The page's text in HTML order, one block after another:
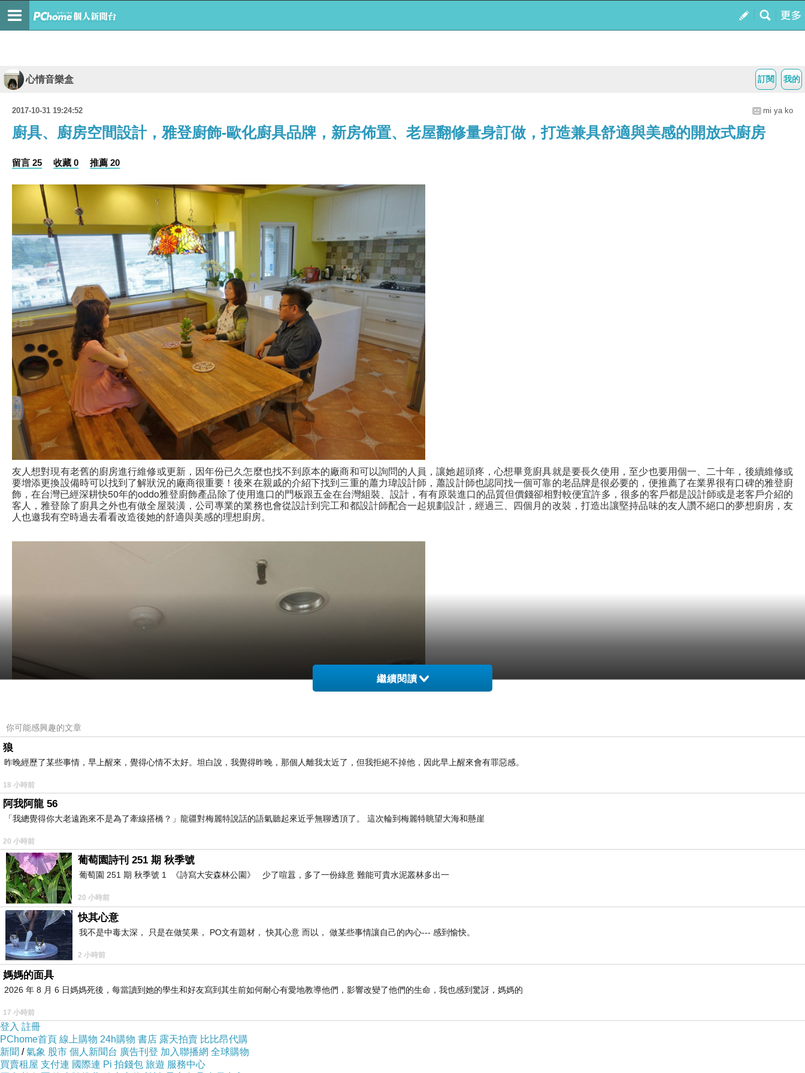
我的
訂閱
心情音樂盒
2017-10-31 19:24:52 mi ya ko
廚具、廚房空間設計，雅登廚飾-歐化廚具品牌，新房佈置、老屋翻修量身訂做，打造兼具舒適與美感的開放式廚房
留言 25 收藏 0 推薦 20
友人想對現有老舊的廚房進行維修或更新，因年份已久怎麼也找不到原本的廠商和可以詢問的人員，讓她超頭疼，心想畢竟廚具就是要長久使用，至少也要用個一、二十年，後續維修或
要增添更換設備時可以找到了解狀況的廠商很重要！後來在親戚的介紹下找到三重的蕭力瑋設計師，蕭設計師也認同找一個可靠的老品牌是很必要的，便推薦了在業界很有口碑的雅登廚
飾，在台灣已經深耕快50年的oddo雅登廚飾產品除了使用進口的門板跟五金在台灣組裝、設計，有有原裝進口的品質但價錢卻相對較便宜許多，很多的客戶都是設計師或是老客戶介紹的
客人，雅登除了廚具之外也有做全屋裝潢，公司專業的業務也會從設計到完工和都設計師配合一起規劃設計，經過三、四個月的改裝，打造出讓堅持品味的友人讚不絕口的夢想廚房，友
人也邀我有空時過去看看改造後她的舒適與美感的理想廚房。
繼續閱讀
你可能感興趣的文章
狼
昨晚經歷了某些事情，早上醒來，覺得心情不太好。坦白說，我覺得昨晚，那個人離我太近了，但我拒絕不掉他，因此早上醒來會有罪惡感。
18 小時前
阿我阿龍 56
「我總覺得你大老遠跑來不是為了牽線搭橋？」龍疆對梅麗特說話的語氣聽起來近乎無聊透頂了。 這次輪到梅麗特眺望大海和懸崖
20 小時前
葡萄園詩刊 251 期 秋季號
葡萄園 251 期 秋季號 1 《詩寫大安森林公園》 少了喧囂，多了一份綠意 難能可貴水泥叢林多出一
20 小時前
快其心意
我不是中毒太深， 只是在做笑果， PO文有題材， 快其心意 而以， 做某些事情讓自己的內心--- 感到愉快。
2 小時前
媽媽的面具
2026 年 8 月 6 日媽媽死後，每當讀到她的學生和好友寫到其生前如何耐心有愛地教導他們，影響改變了他們的生命，我也感到驚訝，媽媽的
17 小時前
登入 註冊
PChome首頁 線上購物 24h購物 書店 露天拍賣 比比昂代購
新聞 /氣象 股市 個人新聞台 廣告刊登 加入聯播網 全球購物
買賣租屋 支付連 國際連 Pi 拍錢包 旅遊 服務中心